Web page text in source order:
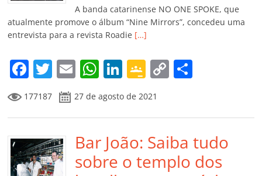
k ss
ro
o
m
ar
A banda catarinense NO ONE SPOKE, que
atualmente promove o álbum “Nine Mirrors”, concedeu uma
entrevista para a revista Roadie […]
F
a
c
e
b
o
T
w
itt
er
E
m
ai
l
W
at
s
A
p
Li
n
k
e
dI
n
G
o
o
gl
e
Cl
C
y
Li
n
p
ar
til
177187 27 de agosto de 2021
Bar João: Saiba tudo
sobre o templo dos